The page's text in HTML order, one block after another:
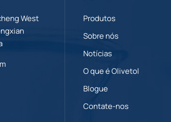
West
Produtos
Sobre nós
Notícias
O que é Olivetol
Blogue
Contate-nos